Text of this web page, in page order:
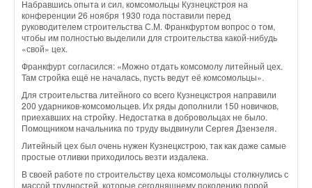
Набравшись опыта и сил, комсомольцы Кузнецкстроя на
конференции 26 ноября 1930 года поставили перед
руководителем строительства С.М. Франкфуртом вопрос о том,
чтобы им полностью выделили для строительства какой-нибудь
«свой» цех.
Франкфурт согласился: «Можно отдать комсомолу литейный цех.
Там стройка ещё не началась, пусть ведут её комсомольцы».
Для строительства литейного со всего Кузнецкстроя направили
200 ударников-комсомольцев. Их ряды дополнили 150 новичков,
приехавших на стройку. Недостатка в добровольцах не было.
Помощником начальника по труду выдвинули Сергея Дзензеля.
Ли­тейный цех был очень нужен Кузнецкстрою, так как даже самые
простые отливки приходи­лось везти издалека.
В своей работе по строительству цеха комсомольцы столкнулись с
массой трудностей, которые сегодняшнему поколению порой